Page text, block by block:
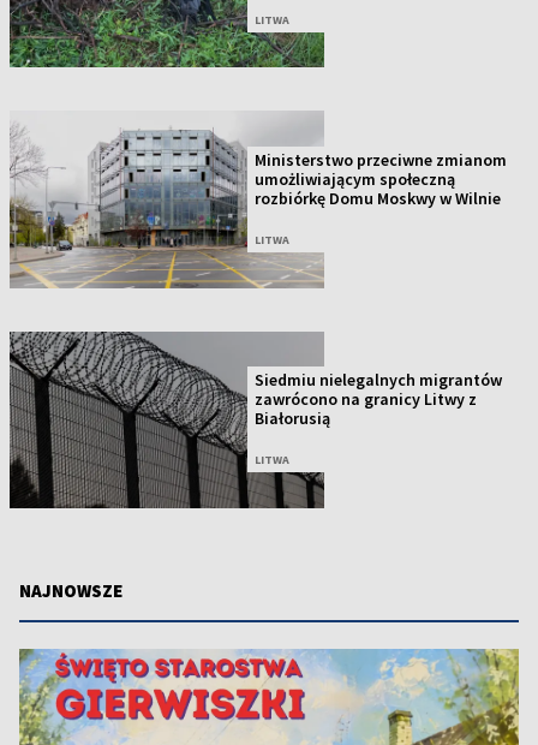
LITWA
Ministerstwo przeciwne zmianom
umożliwiającym społeczną
rozbiórkę Domu Moskwy w Wilnie
LITWA
Siedmiu nielegalnych migrantów
zawrócono na granicy Litwy z
Białorusią
LITWA
NAJNOWSZE